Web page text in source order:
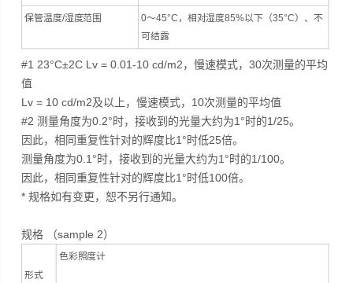
保管温度/湿度范围 0～45°C，相对湿度85%以下（35°C）、不
可结露
#1 23°C±2C Lv = 0.01-10 cd/m2，慢速模式，30次测量的平均
值
Lv = 10 cd/m2及以上，慢速模式，10次测量的平均值
#2 测量角度为0.2°时，接收到的光量大约为1°时的1/25。
因此，相同重复性针对的辉度比1°时低25倍。
测量角度为0.1°时，接收到的光量大约为1°时的1/100。
因此，相同重复性针对的辉度比1°时低100倍。
* 规格如有变更，恕不另行通知。
规格 （sample 2）
形式
色彩照度计